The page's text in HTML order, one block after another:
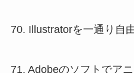
70. Illustratorを一通り自
71. Adobeのソフトでア